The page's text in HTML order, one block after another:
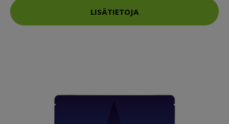
LISÄTIETOJA